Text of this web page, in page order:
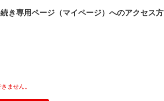
き専用ページ（マイページ）へのアクセス方
ません。